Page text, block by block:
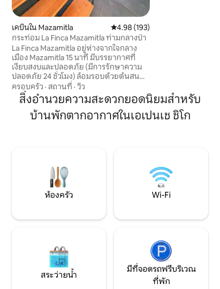
เคบินใน Mazamitla คะแนนเฉลี่ย 4.98 จาก 5, 193 รีวิว
4.98 (193)
กระท่อม La Finca Mazamitla ท่ามกลางป่า
La Finca Mazamitla อยู่ห่างจากใจกลาง
เมือง Mazamitla 15 นาที มีบรรยากาศที่
เงียบสงบและปลอดภัย (มีการรักษาความ
ปลอดภัย 24 ชั่วโมง) ล้อมรอบด้วยต้นสน
และต้นโอ๊ค เพดานสูงและหน้าต่างบานใหญ่
ทำให้มีแสงธรรมชาติเข้ามาเต็มพื้นที่ และ
มองเห็นวิวที่งดงามของเซียร์ราเดลติเกร มี
สิ่งอำนวยความสะดวกครบครัน เช่น น้ำอุ่น
Wi-Fi 200 Mbps ห้องครัวที่มีอุปกรณ์ครบ
ครอบครัว · สถานที่ · วิว
สิ่งอำนวยความสะดวกยอดนิยมสำหรับ
บ้านพักตากอากาศในเอเปนเช ชิโก
ห้องครัว Wi-Fi
สระว่ายน้ำ
มีที่จอดรถฟรีบริเวณ
ที่พัก